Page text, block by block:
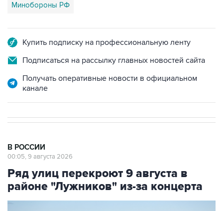
Минобороны РФ
Купить подписку на профессиональную ленту
Подписаться на рассылку главных новостей сайта
Получать оперативные новости в официальном
канале
В РОССИИ
00:05, 9 августа 2026
Ряд улиц перекроют 9 августа в
районе "Лужников" из-за концерта